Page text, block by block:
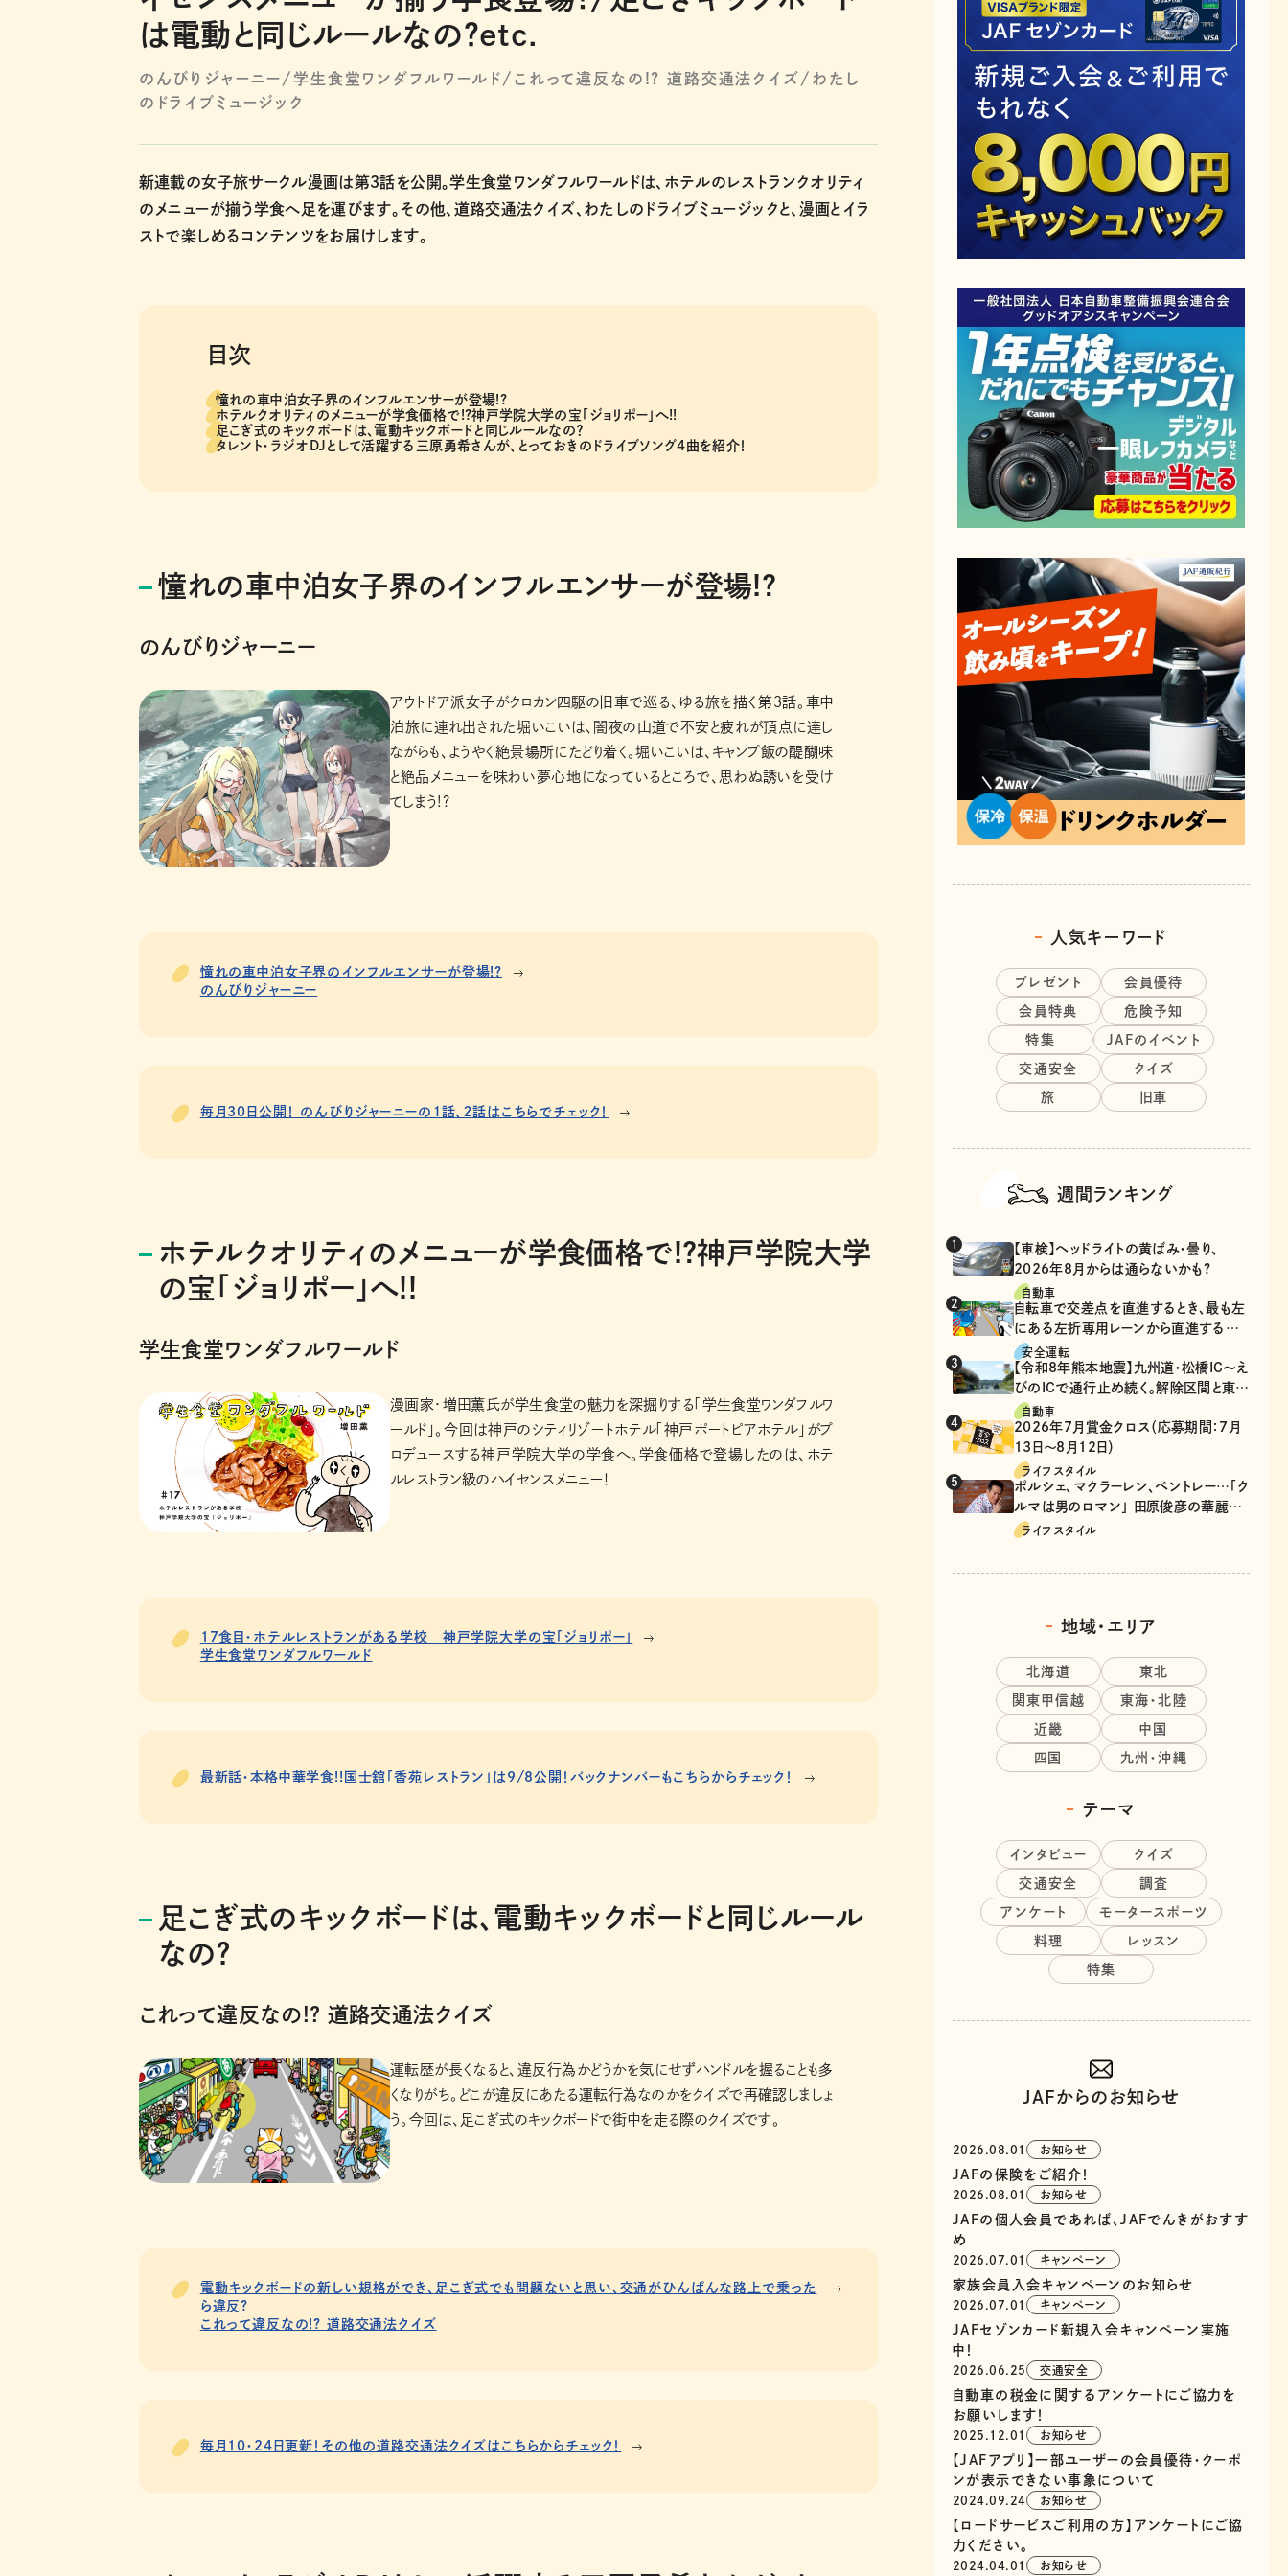
は電動と同じルールなの？etc.
のんびりジャーニー/学生食堂ワンダフルワールド/これって違反なの!? 道路交通法クイズ/わたし
のドライブミュージック
新連載の女子旅サークル漫画は第３話を公開。学生食堂ワンダフルワールドは、ホテルのレストランクオリティ
のメニューが揃う学食へ足を運びます。その他、道路交通法クイズ、わたしのドライブミュージックと、漫画とイラ
ストで楽しめるコンテンツをお届けします。
目次
憧れの車中泊女子界のインフルエンサーが登場!?
ホテルクオリティのメニューが学食価格で!?神戸学院大学の宝「ジョリポー」へ!!
足こぎ式のキックボードは、電動キックボードと同じルールなの？
タレント・ラジオDJとして活躍する三原勇希さんが、とっておきのドライブソング4曲を紹介！
憧れの車中泊女子界のインフルエンサーが登場!?
のんびりジャーニー
アウトドア派女子がクロカン四駆の旧車で巡る、ゆる旅を描く第３話。車中
泊旅に連れ出された堀いこいは、闇夜の山道で不安と疲れが頂点に達し
ながらも、ようやく絶景場所にたどり着く。堀いこいは、キャンプ飯の醍醐味
と絶品メニューを味わい夢心地になっているところで、思わぬ誘いを受け
てしまう!?
憧れの車中泊女子界のインフルエンサーが登場!?
のんびりジャーニー
毎月30日公開！ のんびりジャーニーの１話、２話はこちらでチェック！
ホテルクオリティのメニューが学食価格で!?神戸学院大学
の宝「ジョリポー」へ!!
学生食堂ワンダフルワールド
漫画家・増田薫氏が学生食堂の魅力を深掘りする「学生食堂ワンダフルワ
ールド」。今回は神戸のシティリゾートホテル「神戸ポートピアホテル」がプ
ロデュースする神戸学院大学の学食へ。学食価格で登場したのは、ホテ
ルレストラン級のハイセンスメニュー！
17食目・ホテルレストランがある学校 神戸学院大学の宝「ジョリポー」
学生食堂ワンダフルワールド
最新話・本格中華学食!!国士舘「香苑レストラン」は9/8公開！バックナンバーもこちらからチェック！
足こぎ式のキックボードは、電動キックボードと同じルール
なの？
これって違反なの!? 道路交通法クイズ
運転歴が長くなると、違反行為かどうかを気にせずハンドルを握ることも多
くなりがち。どこが違反にあたる運転行為なのかをクイズで再確認しましょ
う。今回は、足こぎ式のキックボードで街中を走る際のクイズです。
電動キックボードの新しい規格ができ、足こぎ式でも問題ないと思い、交通がひんぱんな路上で乗った
ら違反?
これって違反なの!? 道路交通法クイズ
毎月10・24日更新！その他の道路交通法クイズはこちらからチェック！
人気キーワード
プレゼント 会員優待
会員特典 危険予知
特集 JAFのイベント
交通安全 クイズ
旅 旧車
週間ランキング
【車検】ヘッドライトの黄ばみ・曇り、
2026年8月からは通らないかも?
自動車
自転車で交差点を直進するとき、最も左
にある左折専用レーンから直進するの
は、違反？
安全運転
【令和8年熊本地震】九州道・松橋IC～え
びのICで通行止め続く。解除区間と東九
州道の迂回ルート
自動車
2026年7月賞金クロス（応募期間：7月
13日～8月12日）
ライフスタイル
ポルシェ、マクラーレン、ベントレー…「ク
ルマは男のロマン」 田原俊彦の華麗な
る愛車遍歴
ライフスタイル
地域・エリア
北海道 東北
関東甲信越 東海・北陸
近畿 中国
四国 九州・沖縄
テーマ
インタビュー クイズ
交通安全 調査
アンケート モータースポーツ
料理 レッスン
特集
JAFからのお知らせ
2026.08.01 お知らせ
JAFの保険をご紹介！
2026.08.01 お知らせ
JAFの個人会員であれば、JAFでんきがおすす
め
2026.07.01 キャンペーン
家族会員入会キャンペーンのお知らせ
2026.07.01 キャンペーン
JAFセゾンカード新規入会キャンペーン実施
中！
2026.06.25 交通安全
自動車の税金に関するアンケートにご協力を
お願いします！
2025.12.01 お知らせ
【JAFアプリ】一部ユーザーの会員優待・クーポ
ンが表示できない事象について
2024.09.24 お知らせ
【ロードサービスご利用の方】アンケートにご協
力ください。
2024.04.01 お知らせ